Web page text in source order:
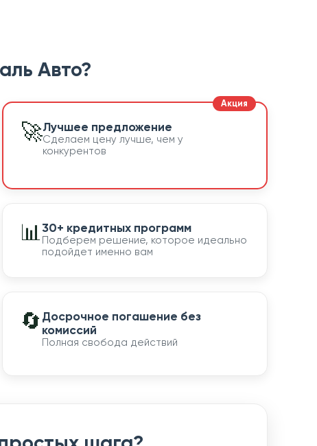
Авто?
🚀Лучшее предложение
Сделаем цену лучше, чем у
конкурентов
📊30+ кредитных программ
Подберем решение, которое идеально
подойдет именно вам
🔄 Досрочное погашение без
комиссий
Полная свобода действий